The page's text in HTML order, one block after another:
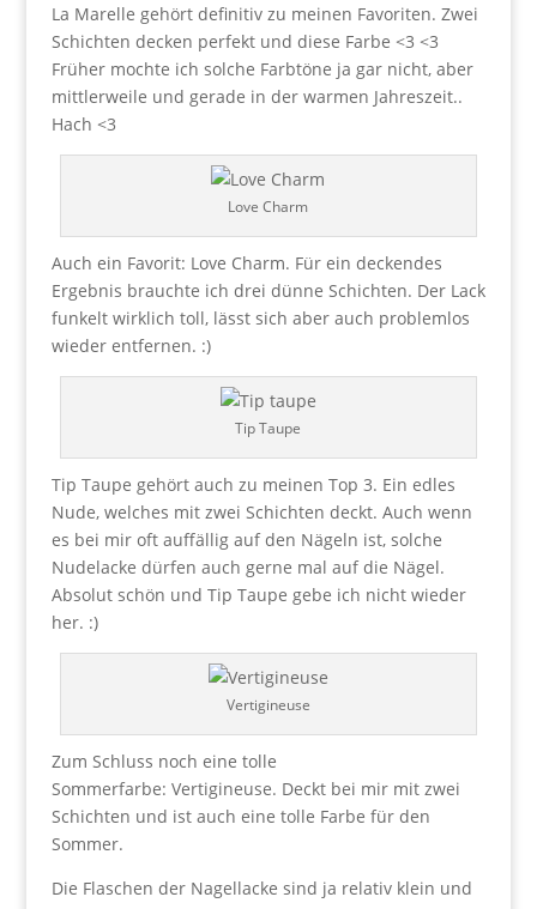
La Marelle gehört definitiv zu meinen Favoriten. Zwei
Schichten decken perfekt und diese Farbe <3 <3
Früher mochte ich solche Farbtöne ja gar nicht, aber
mittlerweile und gerade in der warmen Jahreszeit..
Hach <3
Love Charm
Auch ein Favorit: Love Charm. Für ein deckendes
Ergebnis brauchte ich drei dünne Schichten. Der Lack
funkelt wirklich toll, lässt sich aber auch problemlos
wieder entfernen. :)
Tip Taupe
Tip Taupe gehört auch zu meinen Top 3. Ein edles
Nude, welches mit zwei Schichten deckt. Auch wenn
es bei mir oft auffällig auf den Nägeln ist, solche
Nudelacke dürfen auch gerne mal auf die Nägel.
Absolut schön und Tip Taupe gebe ich nicht wieder
her. :)
Vertigineuse
Zum Schluss noch eine tolle
Sommerfarbe: Vertigineuse. Deckt bei mir mit zwei
Schichten und ist auch eine tolle Farbe für den
Sommer.
Die Flaschen der Nagellacke sind ja relativ klein und